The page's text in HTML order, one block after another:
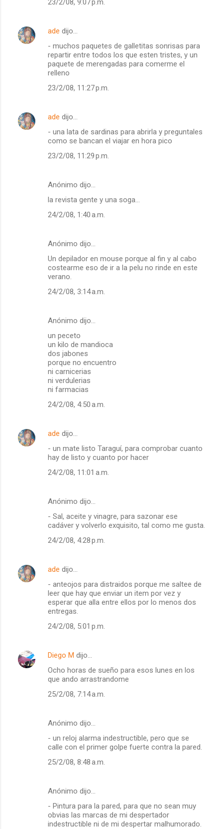
23/2/08, 9:07 p.m.
ade dijo…
- muchos paquetes de galletitas sonrisas para
repartir entre todos los que esten tristes, y un
paquete de merengadas para comerme el
relleno
23/2/08, 11:27 p.m.
ade dijo…
- una lata de sardinas para abrirla y preguntales
como se bancan el viajar en hora pico
23/2/08, 11:29 p.m.
Anónimo dijo…
la revista gente y una soga...
24/2/08, 1:40 a.m.
Anónimo dijo…
Un depilador en mouse porque al fin y al cabo
costearme eso de ir a la pelu no rinde en este
verano.
24/2/08, 3:14 a.m.
Anónimo dijo…
un peceto
un kilo de mandioca
dos jabones
porque no encuentro
ni carnicerias
ni verdulerias
ni farmacias
24/2/08, 4:50 a.m.
ade dijo…
- un mate listo Taraguí, para comprobar cuanto
hay de listo y cuanto por hacer
24/2/08, 11:01 a.m.
Anónimo dijo…
- Sal, aceite y vinagre, para sazonar ese
cadáver y volverlo exquisito, tal como me gusta.
24/2/08, 4:28 p.m.
ade dijo…
- anteojos para distraidos porque me saltee de
leer que hay que enviar un item por vez y
esperar que alla entre ellos por lo menos dos
entregas.
24/2/08, 5:01 p.m.
Diego M dijo…
Ocho horas de sueño para esos lunes en los
que ando arrastrandome
25/2/08, 7:14 a.m.
Anónimo dijo…
- un reloj alarma indestructible, pero que se
calle con el primer golpe fuerte contra la pared.
25/2/08, 8:48 a.m.
Anónimo dijo…
- Pintura para la pared, para que no sean muy
obvias las marcas de mi despertador
indestructible ni de mi despertar malhumorado.